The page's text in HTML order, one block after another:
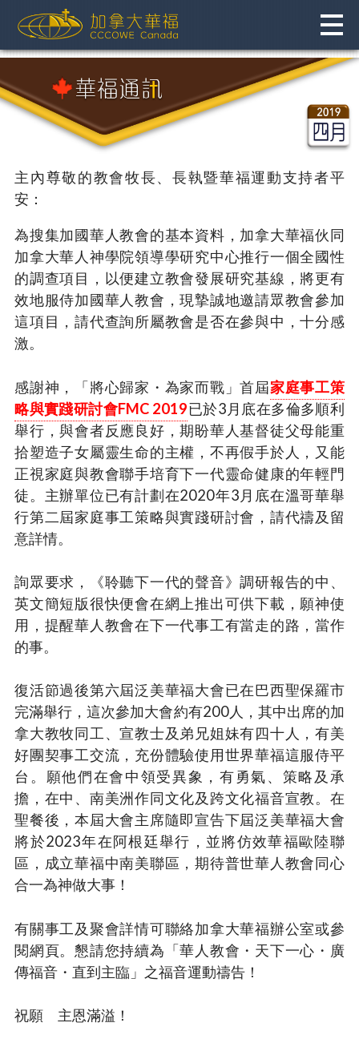
content
主內尊敬的教會牧長、長執暨華福運動支持者平
安：
為搜集加國華人教會的基本資料，加拿大華福伙同
加拿大華人神學院領導學研究中心推行一個全國性
的調查項目，以便建立教會發展研究基線，將更有
效地服侍加國華人教會，現摯誠地邀請眾教會參加
這項目，請代查詢所屬教會是否在參與中，十分感
激。
感謝神，「將心歸家・為家而戰」首屆家庭事工策
略與實踐研討會FMC 2019已於3月底在多倫多順利
舉行，與會者反應良好，期盼華人基督徒父母能重
拾塑造子女屬靈生命的主權，不再假手於人，又能
正視家庭與教會聯手培育下一代靈命健康的年輕門
徒。主辦單位已有計劃在2020年3月底在溫哥華舉
行第二屆家庭事工策略與實踐研討會，請代禱及留
意詳情。
詢眾要求，《聆聽下一代的聲音》調研報告的中、
英文簡短版很快便會在網上推出可供下載，願神使
用，提醒華人教會在下一代事工有當走的路，當作
的事。
復活節過後第六屆泛美華福大會已在巴西聖保羅市
完滿舉行，這次參加大會約有200人，其中出席的加
拿大教牧同工、宣教士及弟兄姐妹有四十人，有美
好團契事工交流，充份體驗使用世界華福這服侍平
台。願他們在會中領受異象，有勇氣、策略及承
擔，在中、南美洲作同文化及跨文化福音宣教。在
聖餐後，本屆大會主席隨即宣告下屆泛美華福大會
將於2023年在阿根廷舉行，並將仿效華福歐陸聯
區，成立華福中南美聯區，期待普世華人教會同心
合一為神做大事！
有關事工及聚會詳情可聯絡加拿大華福辦公室或參
閱網頁。懇請您持續為「華人教會・天下一心・廣
傳福音・直到主臨」之福音運動禱告！
祝願 主恩滿溢！